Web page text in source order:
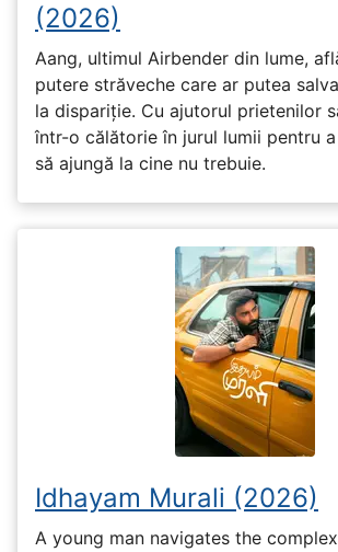
(2026)
Aang, ultimul Airbender din lume,
putere străveche care ar putea
la dispariție. Cu ajutorul prietenilor
într-o călătorie în jurul lumii pentru
să ajungă la cine nu trebuie.
Idhayam Murali (2026)
A young man navigates the